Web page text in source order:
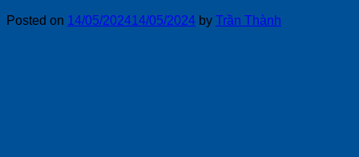
Posted on 14/05/202414/05/2024 by Trần Thành